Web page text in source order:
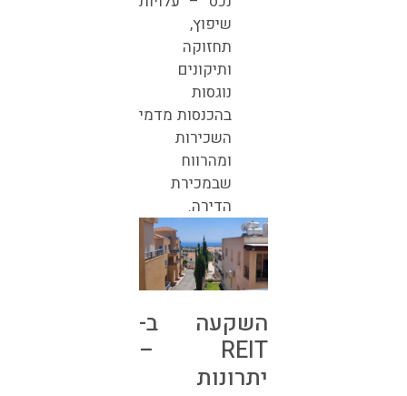
שיפוץ,
תחזוקה
ותיקונים
נוגסות
בהכנסות מדמי
השכירות
ומהרווח
שבמכירת
הדירה.
השקעה ב-
REIT –
יתרונות